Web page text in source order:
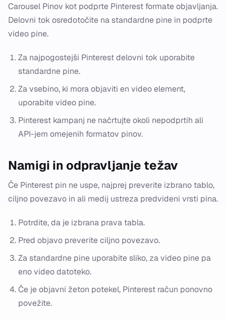
Carousel Pinov kot podprte Pinterest formate objavljanja.
Delovni tok osredotočite na standardne pine in podprte
video pine.
Za najpogostejši Pinterest delovni tok uporabite
standardne pine.
Za vsebino, ki mora objaviti en video element,
uporabite video pine.
Pinterest kampanj ne načrtujte okoli nepodprtih ali
API-jem omejenih formatov pinov.
Namigi in odpravljanje težav
Če Pinterest pin ne uspe, najprej preverite izbrano tablo,
ciljno povezavo in ali medij ustreza predvideni vrsti pina.
Potrdite, da je izbrana prava tabla.
Pred objavo preverite ciljno povezavo.
Za standardne pine uporabite sliko, za video pine pa
eno video datoteko.
Če je objavni žeton potekel, Pinterest račun ponovno
povežite.